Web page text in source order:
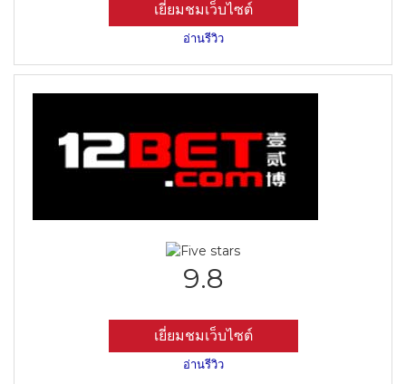
เยี่ยมชมเว็บไซต์
อ่านรีวิว
9.8
เยี่ยมชมเว็บไซต์
อ่านรีวิว